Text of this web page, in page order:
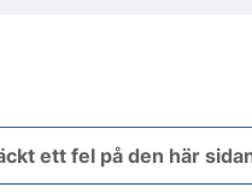
ett fel på den här